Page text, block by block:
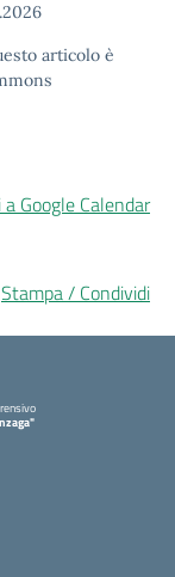
articolo è
Google Calendar
Stampa / Condividi